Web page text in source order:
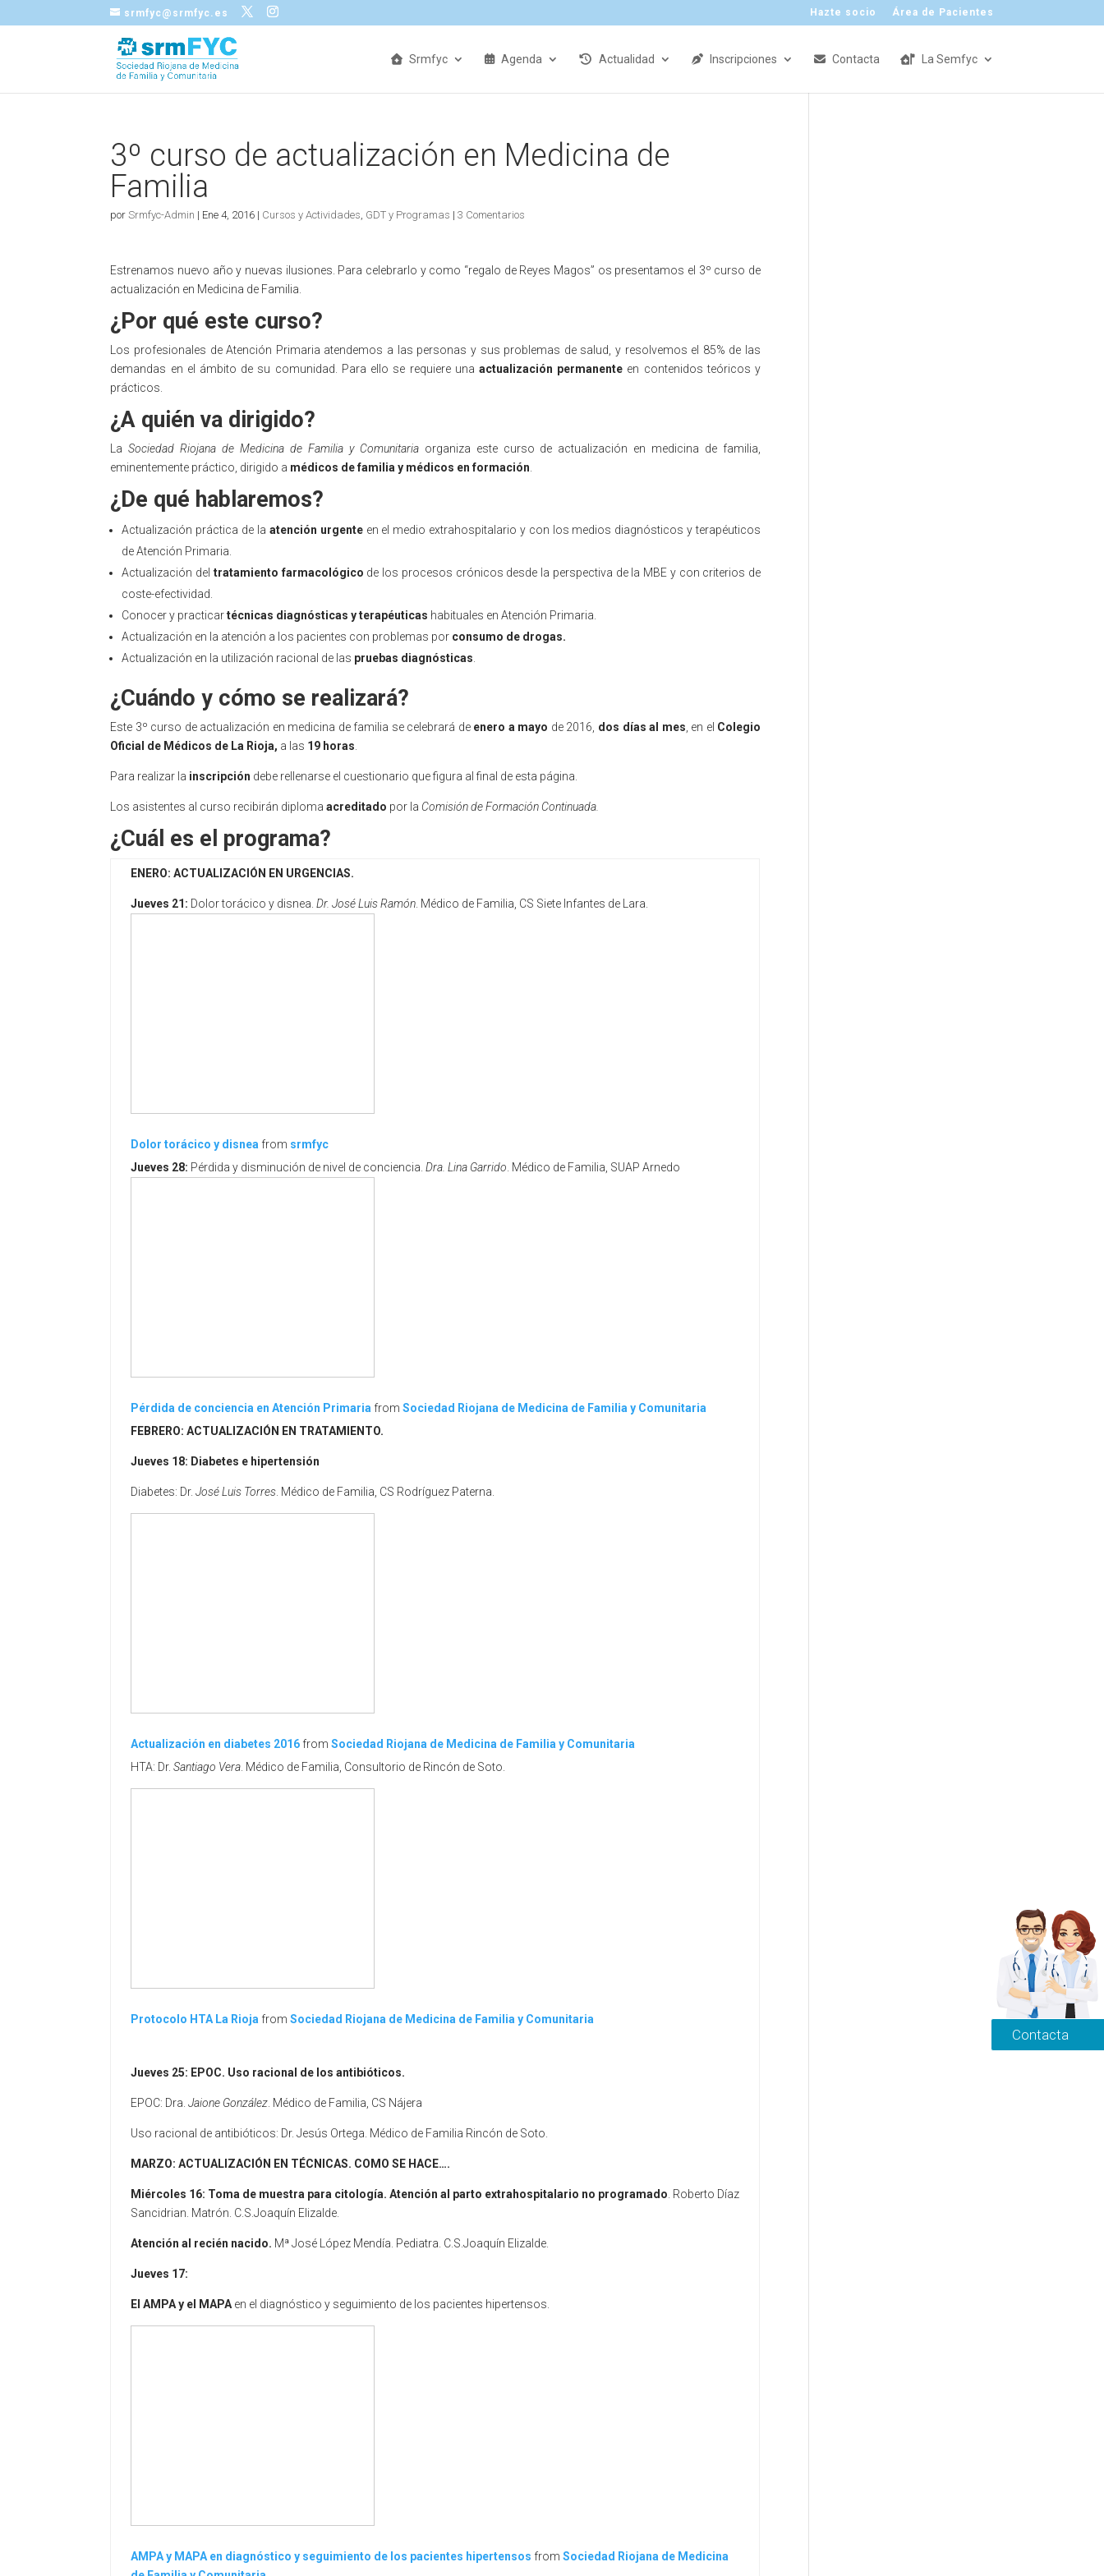
srmfyc@srmfyc.es Hazte socio Área de Pacientes
Srmfyc Agenda Actualidad Inscripciones Contacta La Semfyc
3º curso de actualización en Medicina de
Familia
porSrmfyc-Admin | Ene 4, 2016 | Cursos y Actividades, GDT y Programas |3 Comentarios
Estrenamos nuevo año y nuevas ilusiones. Para celebrarlo y como “regalo de Reyes Magos” os presentamos el 3º curso de
actualización en Medicina de Familia.
¿Por qué este curso?
Los profesionales de Atención Primaria atendemos a las personas y sus problemas de salud, y resolvemos el 85% de las
demandas en el ámbito de su comunidad. Para ello se requiere una actualización permanente en contenidos teóricos y
prácticos.
¿A quién va dirigido?
LaSociedad Riojana de Medicina de Familia y Comunitariaorganiza este curso de actualización en medicina de familia,
eminentemente práctico, dirigido a médicos de familia y médicos en formación
¿De qué hablaremos?
Actualización práctica de la atención urgenteen el medio extrahospitalario y con los medios diagnósticos y terapéuticos
de Atención Primaria.
Actualización del tratamiento farmacológico de los procesos crónicos desde la perspectiva de la MBE y con criterios de
coste-efectividad.
Conocer y practicartécnicas diagnósticas y terapéuticas habituales en Atención Primaria.
Actualización en la atención a los pacientes con problemas por consumo de drogas.
Actualización en la utilización racional de las pruebas diagnósticas
¿Cuándo y cómo se realizará?
Este 3º curso de actualización en medicina de familia se celebrará de enero a mayo de 2016, dos días al mes , en el Colegio
Oficial de Médicos de La Rioja, a las 19 horas
Para realizar la inscripción debe rellenarse el cuestionario que figura al final de esta página.
Los asistentes al curso recibirán diplomaacreditado por la Comisión de Formación Continuada.
¿Cuál es el programa?
ENERO: ACTUALIZACIÓN EN URGENCIAS.
Jueves 21: Dolor torácico y disnea.Dr. José Luis Ramón . Médico de Familia, CS Siete Infantes de Lara.
Dolor torácico y disnea from srmfyc
Jueves 28: Pérdida y disminución de nivel de conciencia.Dra. Lina Garrido . Médico de Familia, SUAP Arnedo
Pérdida de conciencia en Atención Primaria fromSociedad Riojana de Medicina de Familia y Comunitaria
FEBRERO: ACTUALIZACIÓN EN TRATAMIENTO.
Jueves 18: Diabetes e hipertensión
Diabetes: Dr.José Luis Torres . Médico de Familia, CS Rodríguez Paterna.
Actualización en diabetes 2016 fromSociedad Riojana de Medicina de Familia y Comunitaria
HTA: Dr.Santiago Vera . Médico de Familia, Consultorio de Rincón de Soto.
Protocolo HTA La Rioja fromSociedad Riojana de Medicina de Familia y Comunitaria
Jueves 25: EPOC. Uso racional de los antibióticos.
EPOC: Dra.Jaione González . Médico de Familia, CS Nájera
Uso racional de antibióticos: Dr. Jesús Ortega. Médico de Familia Rincón de Soto.
MARZO: ACTUALIZACIÓN EN TÉCNICAS. COMO SE HACE….
Miércoles 16: Toma de muestra para citología. Atención al parto extrahospitalario no programado . Roberto Díaz
Sancidrian. Matrón. C.S.Joaquín Elizalde.
Atención al recién nacido. Mª José López Mendía. Pediatra. C.S.Joaquín Elizalde.
Jueves 17:
El AMPA y el MAPA en el diagnóstico y seguimiento de los pacientes hipertensos.
AMPA y MAPA en diagnóstico y seguimiento de los pacientes hipertensos fromSociedad Riojana de Medicina
Contacta